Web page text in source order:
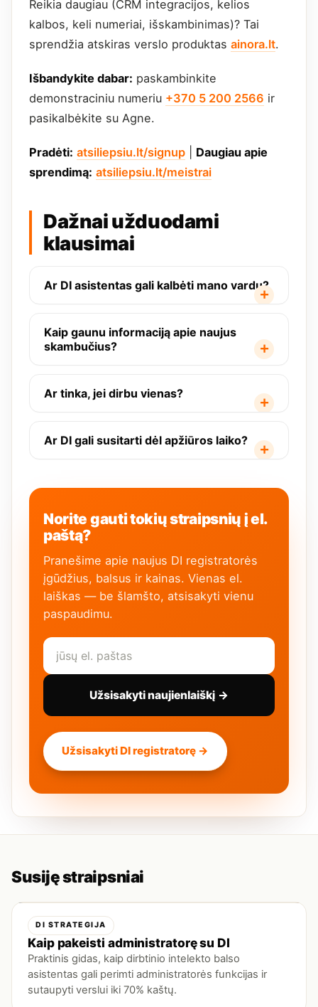
Reikia daugiau (CRM integracijos, kelios
kalbos, keli numeriai, išskambinimas)? Tai
sprendžia atskiras verslo produktas ainora.lt.
Išbandykite dabar: paskambinkite
demonstraciniu numeriu +370 5 200 2566 ir
pasikalbėkite su Agne.
Pradėti: atsiliepsiu.lt/signup
Daugiau apie
sprendimą: atsiliepsiu.lt/meistrai
Dažnai užduodami
klausimai
Ar DI asistentas gali kalbėti mano vardu?
Kaip gaunu informaciją apie naujus
skambučius?
Ar tinka, jei dirbu vienas?
Ar DI gali susitarti dėl apžiūros laiko?
Norite gauti tokių straipsnių į el.
paštą?
Pranešime apie naujus DI registratorės
įgūdžius, balsus ir kainas. Vienas el.
laiškas — be šlamšto, atsisakyti vienu
paspaudimu.
Užsisakyti naujienlaiškį →
Užsisakyti DI registratorę →
Susiję straipsniai
DI STRATEGIJA
Kaip pakeisti administratorę su DI
Praktinis gidas, kaip dirbtinio intelekto balso
asistentas gali perimti administratorės funkcijas ir
sutaupyti verslui iki 70% kaštų.